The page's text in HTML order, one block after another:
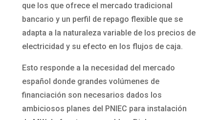
que los que ofrece el mercado tradicional
bancario y un perfil de repago flexible que se
adapta a la naturaleza variable de los precios de
electricidad y su efecto en los flujos de caja.
Esto responde a la necesidad del mercado
español donde grandes volúmenes de
financiación son necesarios dados los
ambiciosos planes del PNIEC para instalación